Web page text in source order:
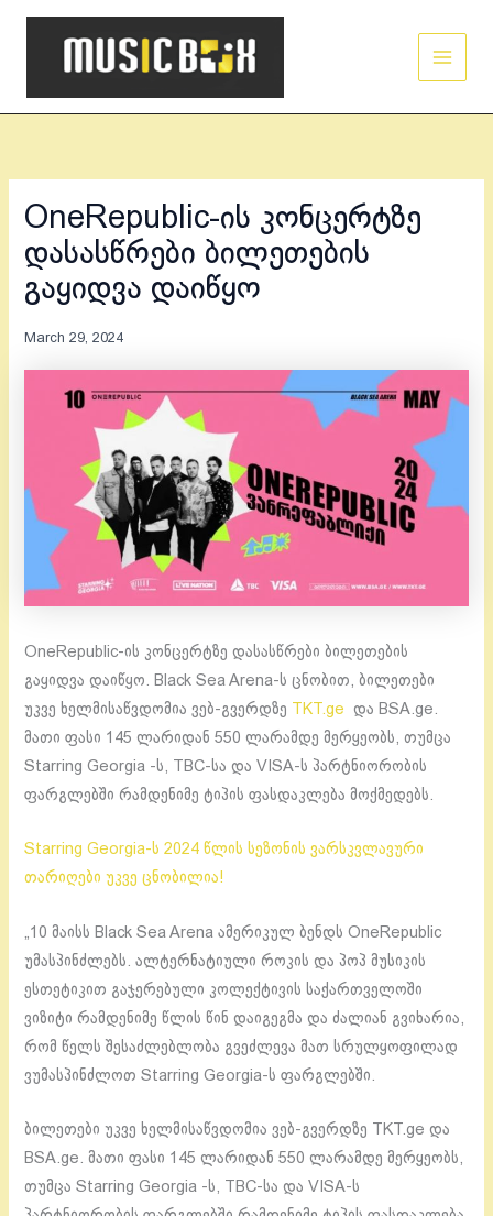
Skip
OneRepublic-ის კონცერტზე
დასასწრები ბილეთების
გაყიდვა დაიწყო
March 29, 2024
OneRepublic-ის კონცერტზე დასასწრები ბილეთების
გაყიდვა დაიწყო. Black Sea Arena-ს ცნობით, ბილეთები
უკვე ხელმისაწვდომია ვებ-გვერდზე
TKT.ge
და BSA.ge.
მათი ფასი 145 ლარიდან 550 ლარამდე მერყეობს, თუმცა
Starring Georgia -ს, TBC-სა და VISA-ს პარტნიორობის
ფარგლებში რამდენიმე ტიპის ფასდაკლება მოქმედებს.
Starring Georgia-ს 2024 წლის სეზონის ვარსკვლავური
თარიღები უკვე ცნობილია!
„10 მაისს Black Sea Arena ამერიკულ ბენდს OneRepublic
უმასპინძლებს. ალტერნატიული როკის და პოპ მუსიკის
ესთეტიკით გაჯერებული კოლექტივის საქართველოში
ვიზიტი რამდენიმე წლის წინ დაიგეგმა და ძალიან გვიხარია,
რომ წელს შესაძლებლობა გვეძლევა მათ სრულყოფილად
ვუმასპინძლოთ Starring Georgia-ს ფარგლებში.
ბილეთები უკვე ხელმისაწვდომია ვებ-გვერდზე TKT.ge და
BSA.ge. მათი ფასი 145 ლარიდან 550 ლარამდე მერყეობს,
თუმცა Starring Georgia -ს, TBC-სა და VISA-ს